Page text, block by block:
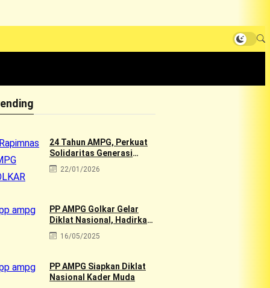
24 Tahun AMPG, Perkuat
Solidaritas Generasi
Muda Golkar Lewat
Rapimnas 2026 & Aksi
22/01/2026
PP AMPG Golkar Gelar
Diklat Nasional, Hadirkan
Tokoh Muda Golkar
16/05/2025
PP AMPG Siapkan Diklat
Nasional Kader Muda